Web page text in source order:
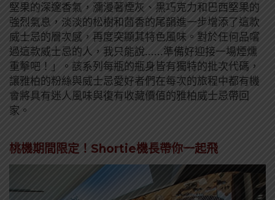
堅果的深邃香氣，瀰漫著煙灰、黑巧克力和巴西堅果的
強烈氣息，淡淡的松樹和茴香的尾韻進一步增添了這款
威士忌的層次感，再度突顯其特色風味。對於任何品嚐
過這款威士忌的人，我只能說……準備好迎接一場煙燻
重擊吧！」。該系列每瓶的瓶身皆有獨特的批次代碼，
讓雅柏的粉絲與威士忌愛好者們在每次的旅程中都有機
會將具有迷人風味與復有收藏價值的雅柏威士忌帶回
家。
桃機期間限定！Shortie機長帶你一起飛